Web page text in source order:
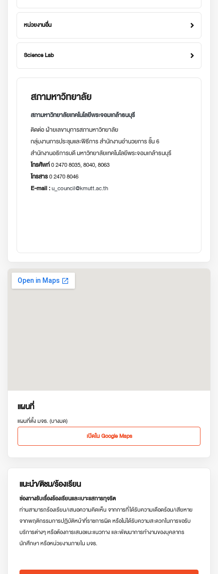
หน่วยงานอื่น
Science Lab
สภามหาวิทยาลัย
สภามหาวิทยาลัยเทคโนโลยีพระจอมเกล้าธนบุรี
ติดต่อ ฝ่ายเลขานุการสภามหาวิทยาลัย
กลุ่มงานการประชุมและพิธีการ สำนักงานอำนวยการ ชั้น 6
สำนักงานอธิการบดี มหาวิทยาลัยเทคโนโลยีพระจอมเกล้าธนบุรี
โทรศัพท์0 2470 8035, 8040, 8063
โทรสาร0 2470 8046
E-mail :u_council@kmutt.ac.th
แผนที่
แผนที่ตั้ง มจธ. (บางมด)
เปิดใน Google Maps
แนะนำ/ติชม/ร้องเรียน
ช่องทางรับเรื่องร้องเรียนและเบาะแสการทุจริต
ท่านสามารถร้องเรียน/เสนอความคิดเห็น จากการที่ได้รับความเดือดร้อน/เสียหาย
จากพฤติกรรมการปฏิบัติหน้าที่ราชการผิด หรือไม่ได้รับความสะดวกในการขอรับ
บริการต่างๆ หรือต้องการเสนอแนะแนวทาง และพัฒนาการทำงานของบุคลากร
นักศึกษา หรือหน่วยงานภายใน มจธ.